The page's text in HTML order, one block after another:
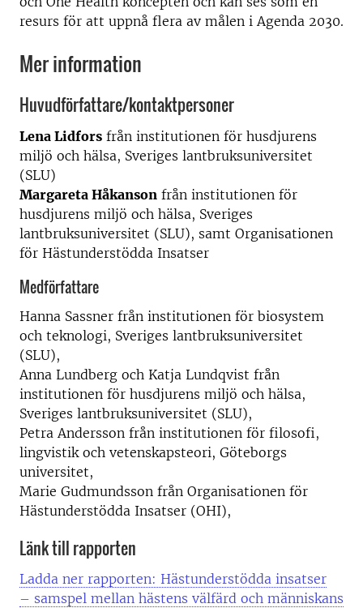
resurs för att uppnå flera av målen i Agenda 2030.
Mer information
Huvudförfattare/kontaktpersoner
Lena Lidfors från institutionen för husdjurens
miljö och hälsa, Sveriges lantbruksuniversitet
(SLU)
Margareta Håkanson från institutionen för
husdjurens miljö och hälsa, Sveriges
lantbruksuniversitet (SLU), samt Organisationen
för Hästunderstödda Insatser
Medförfattare
Hanna Sassner från institutionen för biosystem
och teknologi, Sveriges lantbruksuniversitet
(SLU),
Anna Lundberg och Katja Lundqvist från
institutionen för husdjurens miljö och hälsa,
Sveriges lantbruksuniversitet (SLU),
Petra Andersson från institutionen för filosofi,
lingvistik och vetenskapsteori, Göteborgs
universitet,
Marie Gudmundsson från Organisationen för
Hästunderstödda Insatser (OHI),
Länk till rapporten
Ladda ner rapporten: Hästunderstödda insatser
– samspel mellan hästens välfärd och människans